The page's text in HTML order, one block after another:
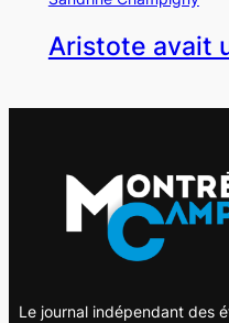
Aristote avait
Le journal indépendant des